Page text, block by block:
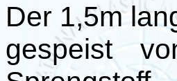
Der 1,5m
gespeist